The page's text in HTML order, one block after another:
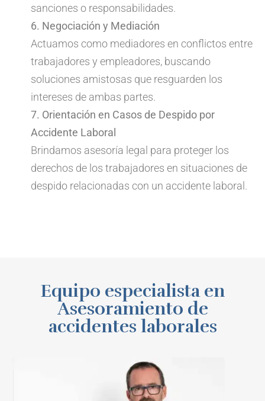
sanciones o responsabilidades.
6. Negociación y Mediación
Actuamos como mediadores en conflictos entre
trabajadores y empleadores, buscando
soluciones amistosas que resguarden los
intereses de ambas partes.
7. Orientación en Casos de Despido por
Accidente Laboral
Brindamos asesoría legal para proteger los
derechos de los trabajadores en situaciones de
despido relacionadas con un accidente laboral.
Equipo especialista en
Asesoramiento de
accidentes laborales